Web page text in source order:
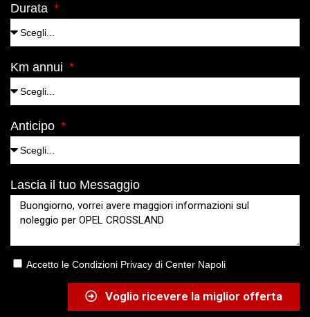
Durata
Km annui
Anticipo
Lascia il tuo Messaggio
Accetto le Condizioni Privacy di Center Napoli
Voglio ricevere la miglior offerta